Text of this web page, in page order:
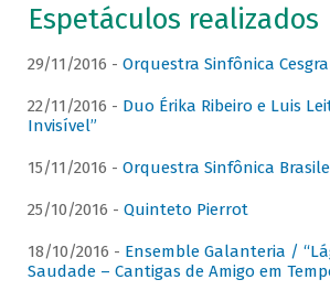
Espetáculos realizados
29/11/2016 - Orquestra Sinfônica
22/11/2016 - Duo Érika Ribeiro e Luis
Invisível”
15/11/2016 - Orquestra Sinfônica
25/10/2016 - Quinteto Pierrot
18/10/2016 - Ensemble Galanteria /
Saudade – Cantigas de Amigo em